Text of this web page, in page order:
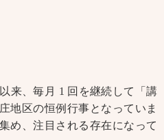
来、毎月 1 回を継続して「講
地区の恒例行事となっていま
め、注目される存在になって